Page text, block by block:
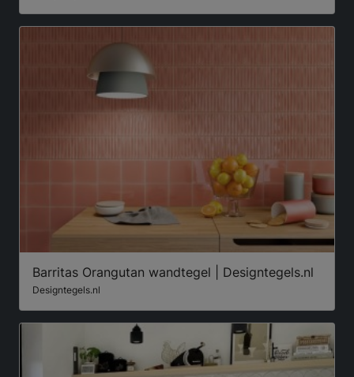
Barritas Orangutan wandtegel | Designtegels.nl
Designtegels.nl